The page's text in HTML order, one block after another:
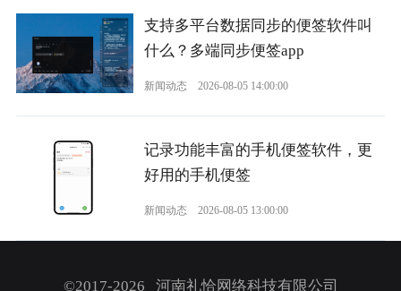
支持多平台数据同步的便签软件叫
什么？多端同步便签app
新闻动态 2026-08-05 14:00:00
记录功能丰富的手机便签软件，更
好用的手机便签
新闻动态 2026-08-05 13:00:00
©2017-2026 河南礼恰网络科技有限公司